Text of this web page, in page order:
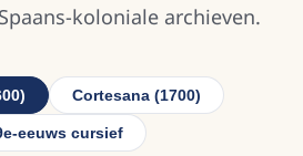
koloniale archieven.
Cortesana (1700)
eeuws cursief